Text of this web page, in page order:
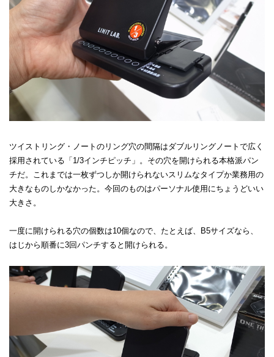
ツイストリング・ノートのリング穴の間隔はダブルリングノートで広く
採用されている「1/3インチピッチ」。その穴を開けられる本格派パン
チだ。これまでは一枚ずつしか開けられないスリムなタイプか業務用の
大きなものしかなかった。今回のものはパーソナル使用にちょうどいい
大きさ。
一度に開けられる穴の個数は10個なので、たとえば、B5サイズなら、
はじから順番に3回パンチすると開けられる。